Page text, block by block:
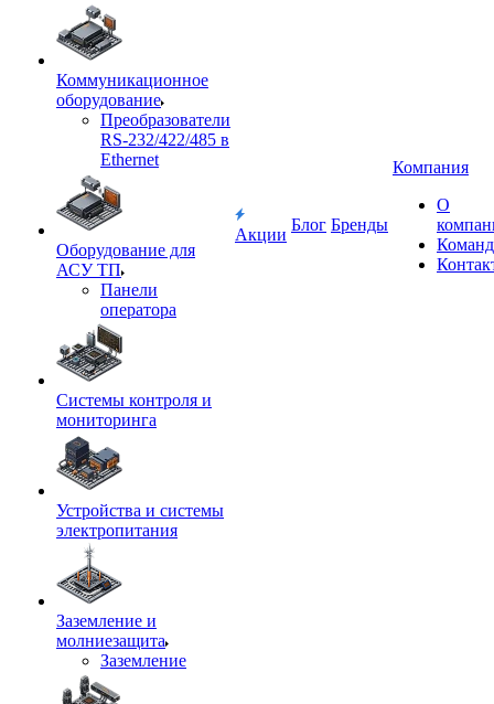
Коммуникационное
оборудование
Преобразователи
RS-232/422/485 в
Ethernet
Оборудование для
АСУ ТП
Панели
оператора
Системы контроля и
мониторинга
Устройства и системы
электропитания
Заземление и
молниезащита
Заземление
Акции
Блог Бренды
Компания
О